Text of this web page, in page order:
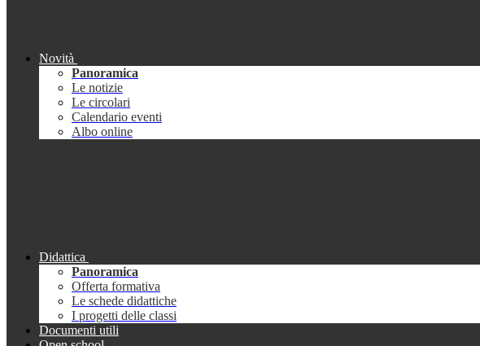
Novità
Panoramica
Le notizie
Le circolari
Calendario eventi
Albo online
Didattica
Panoramica
Offerta formativa
Le schede didattiche
I progetti delle classi
Documenti utili